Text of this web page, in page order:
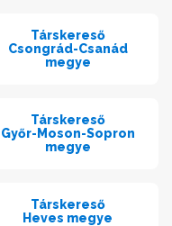
Társkereső
Csongrád-Csanád
megye
Társkereső
Győr-Moson-Sopron
megye
Társkereső
Heves megye